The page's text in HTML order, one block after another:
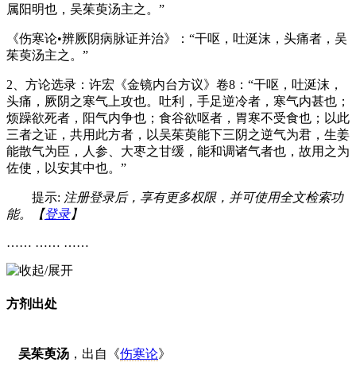
属阳明也，吴茱萸汤主之。”
《伤寒论•辨厥阴病脉证并治》：“干呕，吐涎沫，头痛者，吴
茱萸汤主之。”
2、方论选录：许宏《金镜内台方议》卷8：“干呕，吐涎沫，
头痛，厥阴之寒气上攻也。吐利，手足逆冷者，寒气内甚也；
烦躁欲死者，阳气内争也；食谷欲呕者，胃寒不受食也；以此
三者之证，共用此方者，以吴茱萸能下三阴之逆气为君，生姜
能散气为臣，人参、大枣之甘缓，能和调诸气者也，故用之为
佐使，以安其中也。”
提示: 注册登录后，享有更多权限，并可使用全文检索功
能。【登录】
…… …… ……
方剂出处
吴茱萸汤 ，出自《伤寒论》